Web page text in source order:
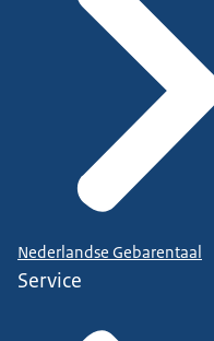
Nederlandse Gebarentaal
Service